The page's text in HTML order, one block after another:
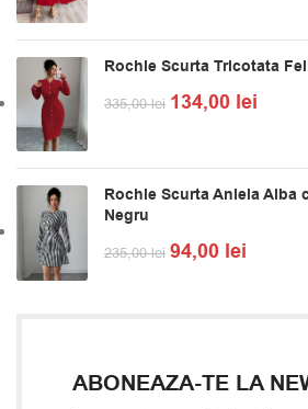
Rochie Scurta Tricotata
335,00lei 134,00 lei
Rochie Scurta Aniela Alba
Negru
235,00lei 94,00 lei
ABONEAZA-TE LA